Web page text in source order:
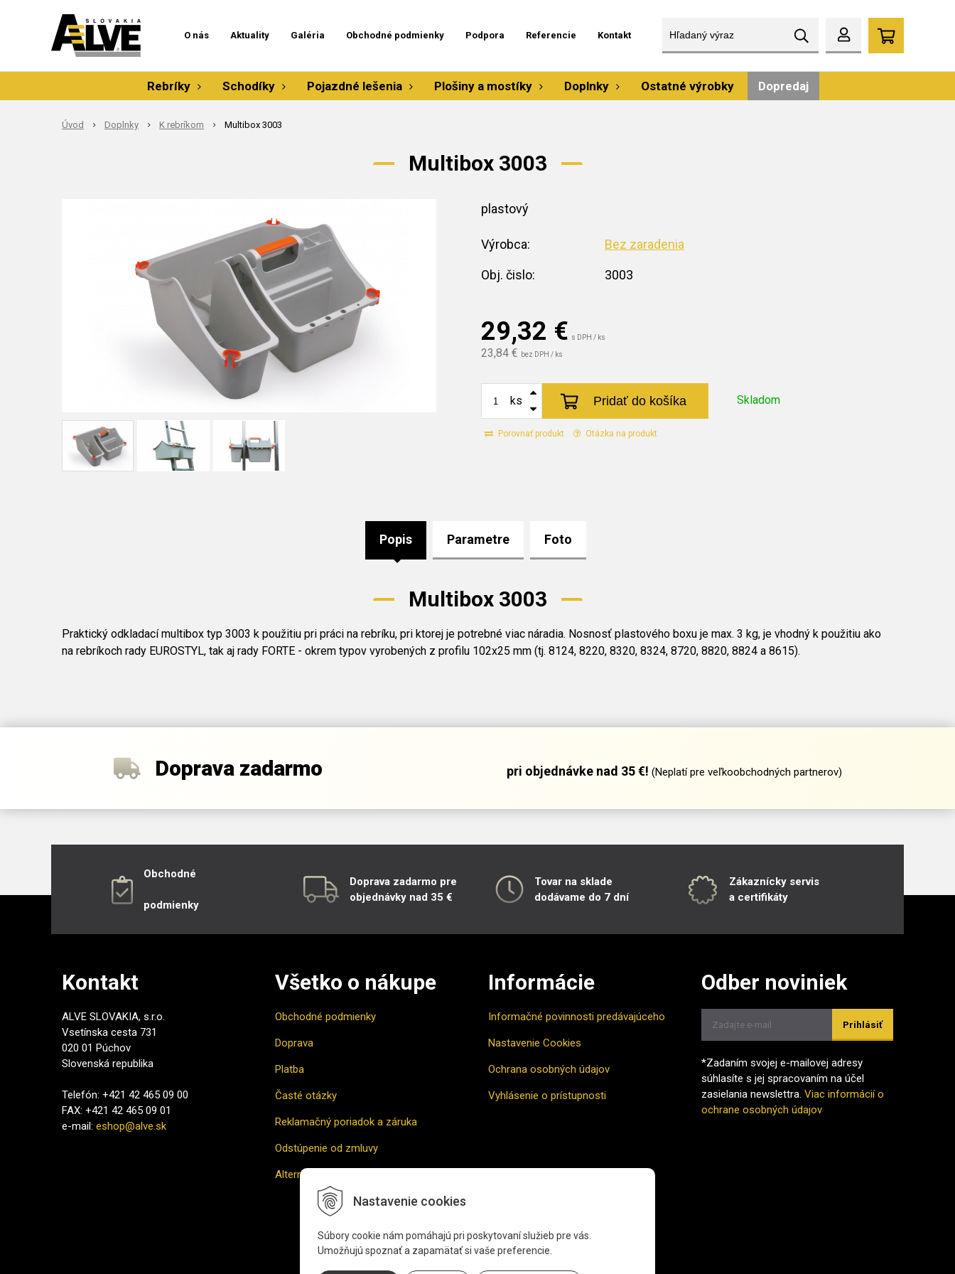
Nastavenie cookies
Súbory cookie nám pomáhajú pri poskytovaní služieb pre vás.
Umožňujú spoznať a zapamätať si vaše preferencie.
O nás Aktuality Galéria Obchodné podmienky Podpora Referencie Kontakt
Rebríky Schodíky Pojazdné lešenia Plošiny a mostíky Doplnky Ostatné výrobky Dopredaj
Úvod Doplnky K rebríkom Multibox 3003
Multibox 3003
29,32 € s DPH / ks
23,84 € bez DPH / ks
Skladom
ks Pridať do košíka
Porovnať produkt Otázka na produkt
plastový
Výrobca: Bez zaradenia
Obj. čislo: 3003
Popis Parametre Foto
Multibox 3003
Praktický odkladací multibox typ 3003 k použitiu pri práci na rebríku, pri ktorej je potrebné viac náradia. Nosnosť plastového boxu je max. 3 kg, je vhodný k použitiu ako
na rebríkoch rady EUROSTYL, tak aj rady FORTE - okrem typov vyrobených z profilu 102x25 mm (tj. 8124, 8220, 8320, 8324, 8720, 8820, 8824 a 8615).
Doprava zadarmo pri objednávke nad 35 €! (Neplatí pre veľkoobchodných partnerov)
Obchodné
podmienky
Doprava zadarmo pre
objednávky nad 35 €
Tovar na sklade
dodávame do 7 dní
Zákaznícky servis
a certifikáty
Kontakt
ALVE SLOVAKIA, s.r.o.
Vsetínska cesta 731
020 01 Púchov
Slovenská republika
Telefón: +421 42 465 09 00
FAX: +421 42 465 09 01
e-mail: eshop@alve.sk
Všetko o nákupe
Obchodné podmienky
Doprava
Platba
Časté otázky
Reklamačný poriadok a záruka
Odstúpenie od zmluvy
Alternatívne riešenie sporu
Informácie
Informačné povinnosti predávajúceho
Nastavenie Cookies
Ochrana osobných údajov
Vyhlásenie o prístupnosti
Odber noviniek
Prihlásiť
*Zadaním svojej e-mailovej adresy
súhlasíte s jej spracovaním na účel
zasielania newslettra. Viac informácií o
ochrane osobných údajov